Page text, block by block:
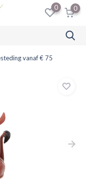
0 0
vanaf € 75